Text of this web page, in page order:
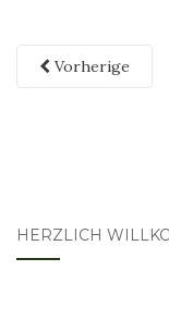
Vorherige
HERZLICH